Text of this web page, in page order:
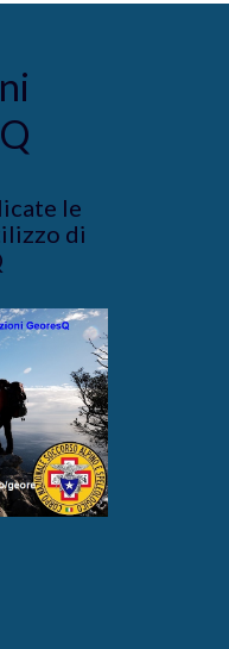
le
di